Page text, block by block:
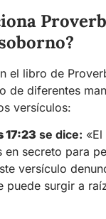
el libro de
de diferentes
versículos:
17:23 se dice:
en secreto para
versículo
puede surgir a